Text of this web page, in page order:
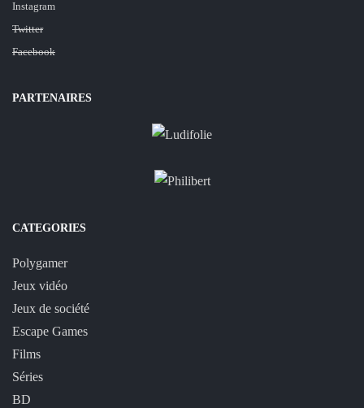
Instagram
Twitter
Facebook
PARTENAIRES
CATEGORIES
Polygamer
Jeux vidéo
Jeux de société
Escape Games
Films
Séries
BD